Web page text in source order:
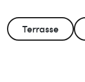
Terrasse